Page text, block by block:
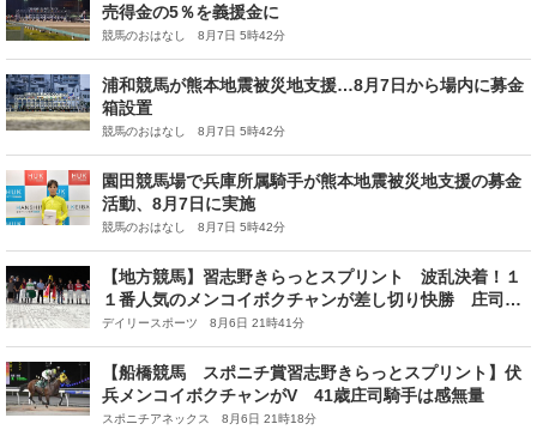
売得金の5％を義援金に
競馬のおはなし 8月7日 5時42分
浦和競馬が熊本地震被災地支援…8月7日から場内に募金
箱設置
競馬のおはなし 8月7日 5時42分
園田競馬場で兵庫所属騎手が熊本地震被災地支援の募金
活動、8月7日に実施
競馬のおはなし 8月7日 5時42分
【地方競馬】習志野きらっとスプリント 波乱決着！１
１番人気のメンコイボクチャンが差し切り快勝 庄司大
は重賞初制覇
デイリースポーツ 8月6日 21時41分
【船橋競馬 スポニチ賞習志野きらっとスプリント】伏
兵メンコイボクチャンがV 41歳庄司騎手は感無量
スポニチアネックス 8月6日 21時18分